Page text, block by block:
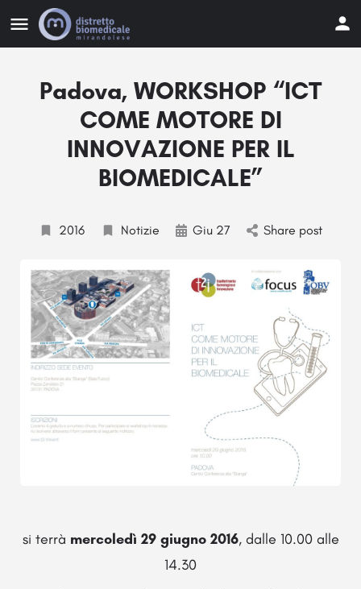
Padova, WORKSHOP “ICT
COME MOTORE DI
INNOVAZIONE PER IL
BIOMEDICALE”
2016 Notizie Giu 27 Share post
si terrà mercoledì 29 giugno 2016, dalle 10.00 alle
14.30